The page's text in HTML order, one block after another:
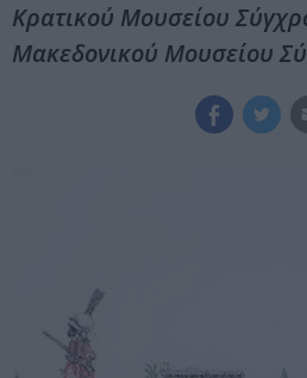
Κρατικού Μουσείου
Μακεδονικού Μουσείου